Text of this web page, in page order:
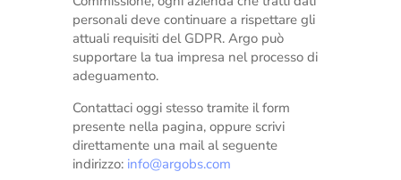
personali deve continuare a rispettare gli
attuali requisiti del GDPR. Argo può
supportare la tua impresa nel processo di
adeguamento.
Contattaci oggi stesso tramite il form
presente nella pagina, oppure scrivi
direttamente una mail al seguente
indirizzo: info@argobs.com